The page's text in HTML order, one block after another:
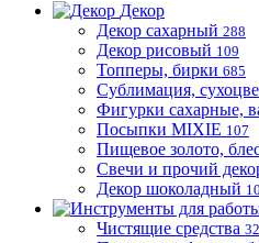
Декор
Декор сахарный 288
Декор рисовый 109
Топперы, бирки 685
Сублимация,
Фигурки сахарные,
Посыпки MIXIE 107
Пищевое золото,
Свечи и прочий
Декор шоколадный
Чистящие средства 32